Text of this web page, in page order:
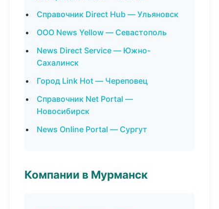
Справочник Direct Hub — Ульяновск
ООО News Yellow — Севастополь
News Direct Service — Южно-
Сахалинск
Город Link Hot — Череповец
Справочник Net Portal —
Новосибирск
News Online Portal — Сургут
Компании в Мурманск